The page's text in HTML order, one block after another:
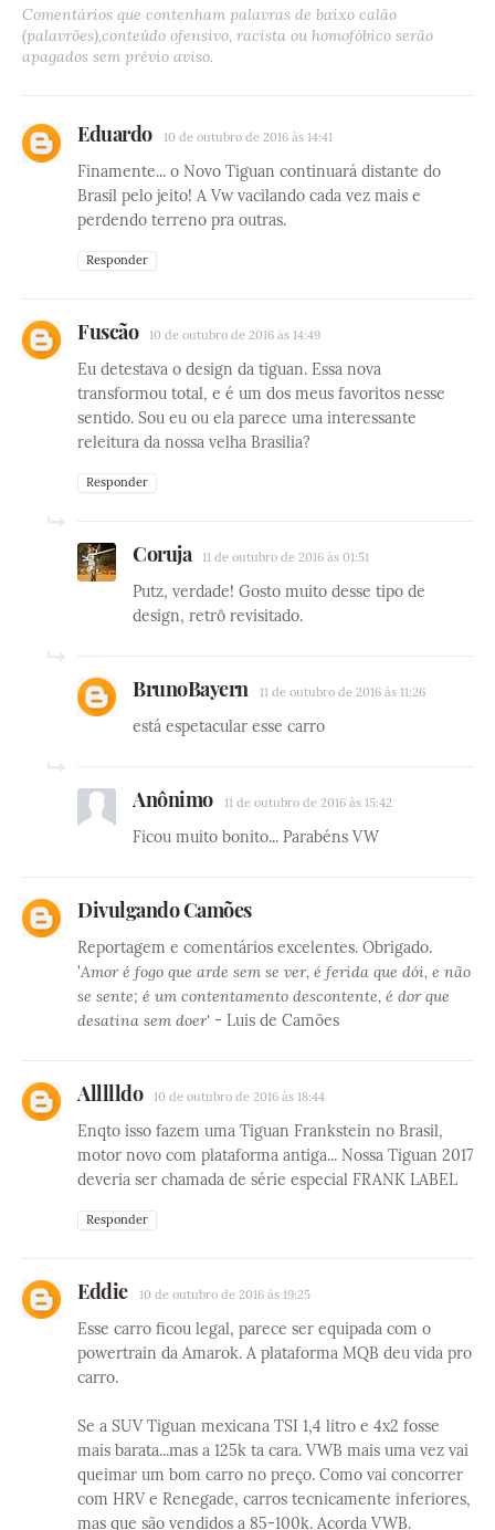
Comentários que contenham palavras de baixo calão
(palavrões),conteúdo ofensivo, racista ou homofóbico serão
apagados sem prévio aviso.
Eduardo 10 de outubro de 2016 às 14:41
Finamente... o Novo Tiguan continuará distante do
Brasil pelo jeito! A Vw vacilando cada vez mais e
perdendo terreno pra outras.
Responder
Fuscão 10 de outubro de 2016 às 14:49
Eu detestava o design da tiguan. Essa nova
transformou total, e é um dos meus favoritos nesse
sentido. Sou eu ou ela parece uma interessante
releitura da nossa velha Brasilia?
Responder
Coruja 11 de outubro de 2016 às 01:51
Putz, verdade! Gosto muito desse tipo de
design, retrô revisitado.
BrunoBayern 11 de outubro de 2016 às 11:26
está espetacular esse carro
Anônimo 11 de outubro de 2016 às 15:42
Ficou muito bonito... Parabéns VW
Divulgando Camões
Reportagem e comentários excelentes. Obrigado.
'Amor é fogo que arde sem se ver, é ferida que dói, e não
se sente; é um contentamento descontente, é dor que
desatina sem doer' - Luis de Camões
Allllldo 10 de outubro de 2016 às 18:44
Enqto isso fazem uma Tiguan Frankstein no Brasil,
motor novo com plataforma antiga... Nossa Tiguan 2017
deveria ser chamada de série especial FRANK LABEL
Responder
Eddie 10 de outubro de 2016 às 19:25
Esse carro ficou legal, parece ser equipada com o
powertrain da Amarok. A plataforma MQB deu vida pro
carro.
Se a SUV Tiguan mexicana TSI 1,4 litro e 4x2 fosse
mais barata...mas a 125k ta cara. VWB mais uma vez vai
queimar um bom carro no preço. Como vai concorrer
com HRV e Renegade, carros tecnicamente inferiores,
mas que são vendidos a 85-100k. Acorda VWB.